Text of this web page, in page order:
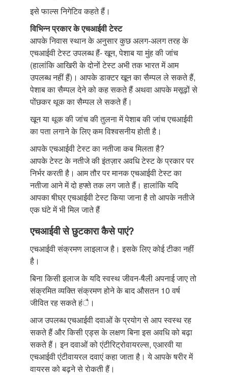
इसे फाल्स निगेटिव कहते हैं।
विभिन्न प्रकार के एचआईवी टेस्ट
आपके निवास स्थान के अनुसार कुछ अलग-अलग तरह के
एचआईवी टेस्ट उपलब्ध हैं- खून, पेशाब या मुंह की जांच
(हालांकि आखिरी के दोनों टेस्ट अभी तक भारत में आम
उपलब्ध नहीं हैं)। आपके डाक्टर खून का सैम्पल ले सकते हैं,
पेशाब का सैम्पल देने को कह सकते हैं अथवा आपके मसूढ़ों से
पोंछकर थूक का सैम्पल ले सकते हैं।
खून या थूक की जांच की तुलना में पेशाब की जांच एचआईवी
का पता लगाने के लिए कम विश्वसनीय होती है।
आपके एचआईवी टेस्ट का नतीजा कब मिलता है?
आपके टेस्ट के नतीजे की इंतज़ार अवधि टेस्ट के प्रकार पर
निर्भर करती है। आम तौर पर मानक एचआईवी टेस्ट का
नतीजा आने में दो हफ्ते तक लग जाते हैं। हालांकि यदि
आपका षीघ्र एचआईवी टेस्ट किया जाना है तो आपके नतीजे
एक घंटे में भी मिल जाते हैं
एचआईवी से छुटकारा कैसे पाएं?
एचआईवी संक्रमण लाइलाज है। इसके लिए कोई टीका नहीं
है।
बिना किसी इलाज के यदि स्वस्थ जीवन-षैली अपनाई जाए तो
संक्रमित व्यक्ति संक्रमण होने के बाद औसतन 10 वर्ष
जीवित रह सकते हंै।
आज उपलब्ध एचआईवी दवाओं के प्रयोग से आप स्वस्थ रह
सकते हैं और किसी एड्स के लक्षण बिना इस अवधि को बढ़ा
सकते हैं। इन दवाओं को एंटीरिट्रोवायरल्स, एआरवी या
एचआईवी एंटीवायरल दवाएं कहा जाता है। ये आपके षरीर में
वायरस को बढ़ने से रोकती हैं।